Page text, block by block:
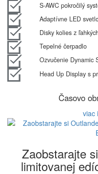
S-AWC pokročilý
Adaptívne LED
Disky kolies z
Tepelné čerpadlo
Ozvučenie Dynamic
Head Up Display s
Časovo
viac
Zaobstarajte
limitovanej